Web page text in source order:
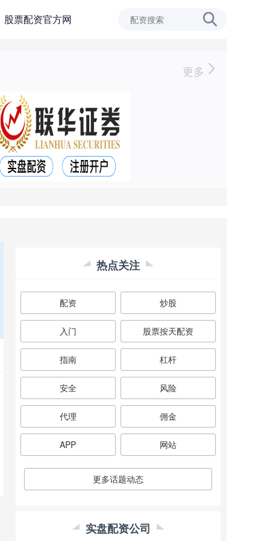
股票配资官方网
更多
热点关注
配资 炒股
入门 股票按天配资
指南 杠杆
安全 风险
代理 佣金
APP 网站
更多话题动态
实盘配资公司